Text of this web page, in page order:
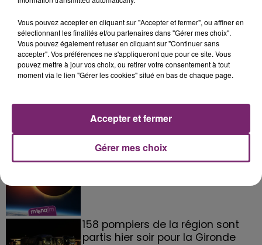
La Bulle - Guinguette éphémère
de Frelinghien !
éclipse solaire du 12 Août 2026
158 pompiers de la région sont
partis hier soir pour la Gironde
Vous pouvez accepter en cliquant sur "Accepter et fermer", ou affiner en
sélectionnant les finalités et/ou partenaires dans "Gérer mes choix".
Vous pouvez également refuser en cliquant sur "Continuer sans
accepter". Vos préférences ne s'appliqueront que pour ce site. Vous
pouvez mettre à jour vos choix, ou retirer votre consentement à tout
moment via le lien "Gérer les cookies" situé en bas de chaque page.
Gérer mes choix
Accepter et fermer